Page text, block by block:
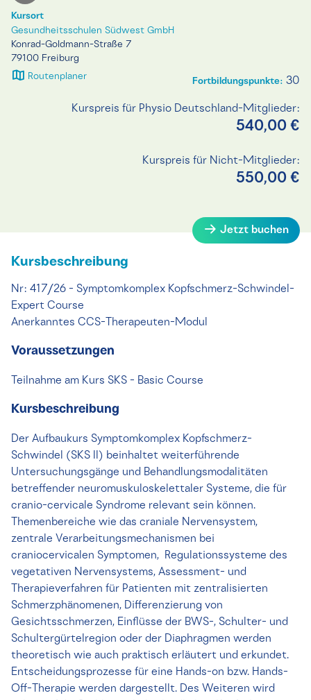
Kursort
Gesundheitsschulen Südwest GmbH
Konrad-Goldmann-Straße 7
79100 Freiburg
Routenplaner
Fortbildungspunkte: 30
Kurspreis für Physio Deutschland-Mitglieder:
540,00 €
Kurspreis für Nicht-Mitglieder:
550,00 €
Jetzt buchen
Kursbeschreibung
Nr: 417/26 - Symptomkomplex Kopfschmerz-Schwindel-
Expert Course
Anerkanntes CCS-Therapeuten-Modul
Voraussetzungen
Teilnahme am Kurs SKS - Basic Course
Kursbeschreibung
Der Aufbaukurs Symptomkomplex Kopfschmerz-
Schwindel (SKS II) beinhaltet weiterführende
Untersuchungsgänge und Behandlungsmodalitäten
betreffender neuromuskuloskelettaler Systeme, die für
cranio-cervicale Syndrome relevant sein können.
Themenbereiche wie das craniale Nervensystem,
zentrale Verarbeitungsmechanismen bei
craniocervicalen Symptomen, Regulationssysteme des
vegetativen Nervensystems, Assessment- und
Therapieverfahren für Patienten mit zentralisierten
Schmerzphänomenen, Differenzierung von
Gesichtsschmerzen, Einflüsse der BWS-, Schulter- und
Schultergürtelregion oder der Diaphragmen werden
theoretisch wie auch praktisch erläutert und erkundet.
Entscheidungsprozesse für eine Hands-on bzw. Hands-
Off-Therapie werden dargestellt. Des Weiteren wird